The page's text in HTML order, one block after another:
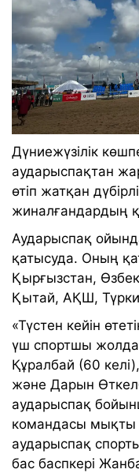
Дүниежүзілік
аударыспақтан
өтіп жатқан
жиналғандардың
Аударыспақ
қатысуда. Оның
Қырғызстан,
Қытай, АҚШ,
«Түстен кейін
үш спортшы
Құралбай (60
және Дарын
аударыспақ
командасы мықты
аударыспақ
бас баспкері